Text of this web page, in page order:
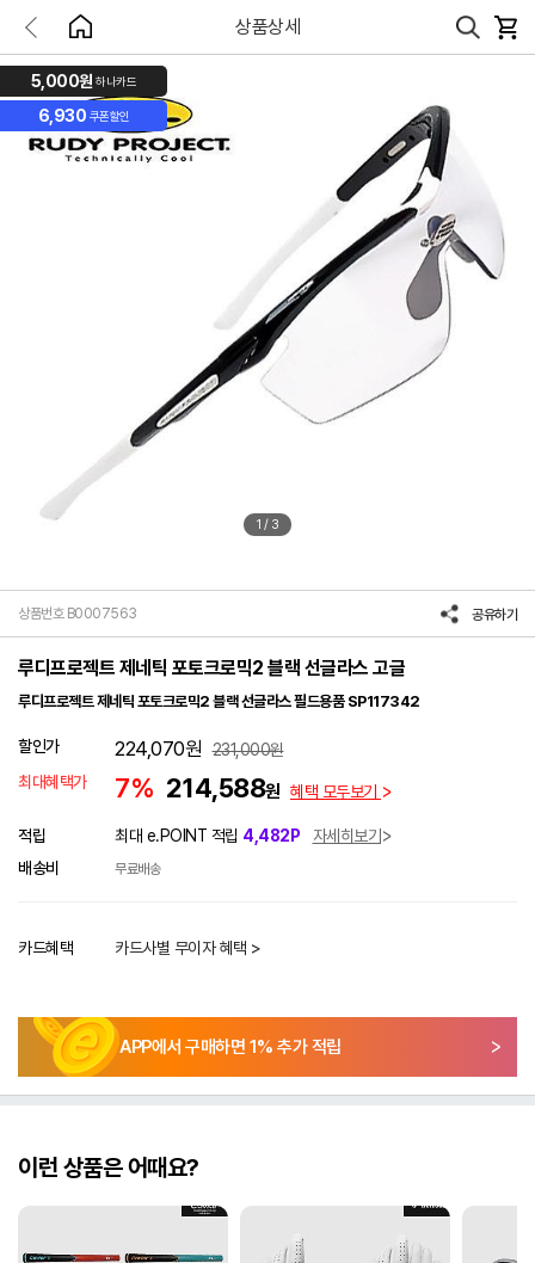
상품상세
5,000원 하나카드
6,930 쿠폰할인
1 / 3
상품번호 B0007563 공유하기
루디프로젝트 제네틱 포토크로믹2 블랙 선글라스 고글
루디프로젝트 제네틱 포토크로믹2 블랙 선글라스 필드용품 SP117342
할인가 224,070원 231,000원
최대혜택가
7% 214,588원 혜택 모두보기
적립 최대 e.POINT 적립 4,482P
자세히보기
배송비
무료배송
카드혜택 카드사별 무이자 혜택 >
APP에서 구매하면 1% 추가 적립
이런 상품은 어때요?